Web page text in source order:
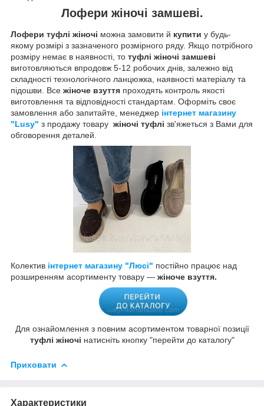
Лофери жіночі замшеві.
Лофери туфлі жіночі можна замовити й купити у будь-
якому розмірі з зазначеного розмірного ряду. Якщо потрібного
розміру немає в наявності, то туфлі жіночі замшеві
виготовляються впродовж 5-12 робочих днів, залежно від
складності технологічного ланцюжка, наявності матеріалу та
підошви. Все жіноче взуття проходять контроль якості
виготовлення та відповідності стандартам. Оформіть своє
замовлення або запитайте, менеджер інтернет магазину
"Lusy" з продажу товару жіночі туфлі зв'яжеться з Вами для
обговорення деталей.
Колектив інтернет магазину "Люсі" постійно працює над
розширенням асортименту товару — жіноче взуття.
Для ознайомлення з повним асортиментом товарної позиції
туфлі жіночі натисніть кнопку "перейти до каталогу"
Приховати
Характеристики